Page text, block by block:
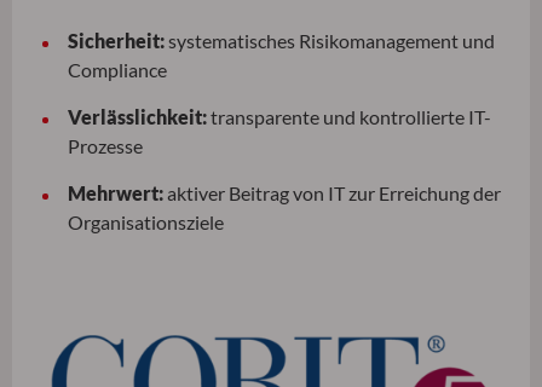
Sicherheit:systematisches Risikomanagement und
Compliance
Verlässlichkeit:transparente und kontrollierte IT-
Prozesse
Mehrwert:aktiver Beitrag von IT zur Erreichung der
Organisationsziele